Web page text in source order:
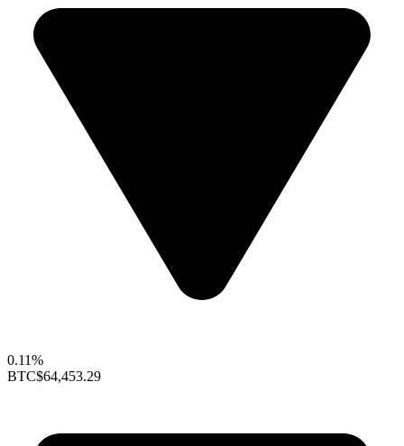
0.11%
BTC$64,453.29